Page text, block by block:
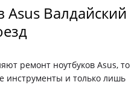
Asus Валдайский
ремонт ноутбуков Asus, то
инструменты и только лишь